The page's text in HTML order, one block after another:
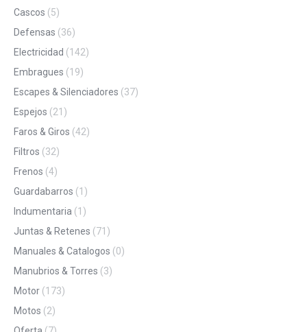
Cascos (5)
Defensas (36)
Electricidad (142)
Embragues (19)
Escapes & Silenciadores (37)
Espejos (21)
Faros & Giros (42)
Filtros (32)
Frenos (4)
Guardabarros (1)
Indumentaria (1)
Juntas & Retenes (71)
Manuales & Catalogos (0)
Manubrios & Torres (3)
Motor (173)
Motos (2)